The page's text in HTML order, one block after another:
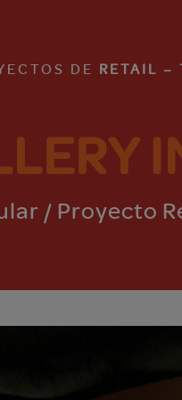
DE RETAIL –
/ Proyecto